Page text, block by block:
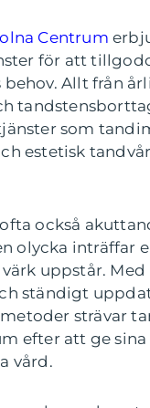
Centrum
för att
Allt från
som
estetisk
också
olycka inträffar
uppstår. Med
ständigt
strävar
efter att ge
vård.